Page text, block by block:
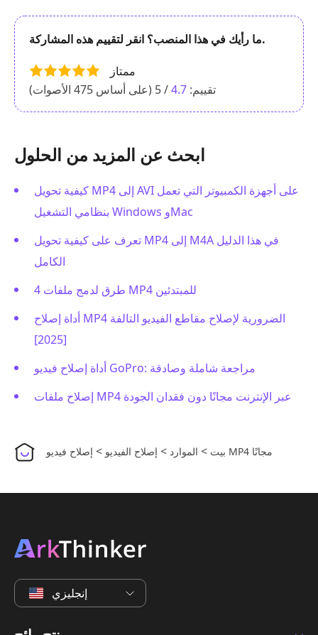
ما رأيك في هذا المنصب؟ انقر لتقييم هذه المشاركة.
ممتاز
تقييم: 4.7/ 5 (على أساس 475 الأصوات)
ابحث عن المزيد من الحلول
كيفية تحويل MP4 إلى AVI على أجهزة الكمبيوتر التي تعمل
بنظامي التشغيل Windows وMac
تعرف على كيفية تحويل MP4 إلى M4A في هذا الدليل
الكامل
4 طرق لدمج ملفات MP4 للمبتدئين
أداة إصلاح MP4 الضرورية لإصلاح مقاطع الفيديو التالفة
[2025]
أداة إصلاح فيديو GoPro: مراجعة شاملة وصادقة
إصلاح ملفات MP4 عبر الإنترنت مجانًا دون فقدان الجودة
بيت > الموارد > إصلاح الفيديو > إصلاح فيديو MP4 مجانًا
إنجليزي